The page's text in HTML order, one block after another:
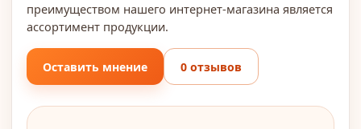
преимуществом нашего интернет-магазина является
ассортимент продукции.
Оставить мнение 0 отзывов